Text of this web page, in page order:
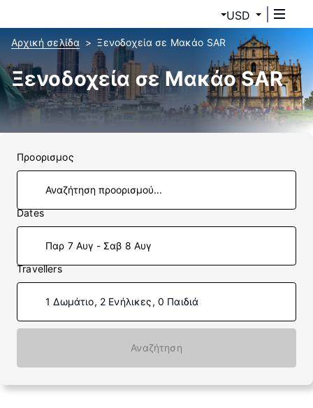
USD
Αρχική σελίδα Ξενοδοχεία σε Μακάο SAR
Ξενοδοχεία σε Μακάο SAR
Προορισμος
Dates
Παρ 7 Αυγ - Σαβ 8 Αυγ
Travellers
1 Δωμάτιο, 2 Ενήλικες, 0 Παιδιά
Αναζήτηση